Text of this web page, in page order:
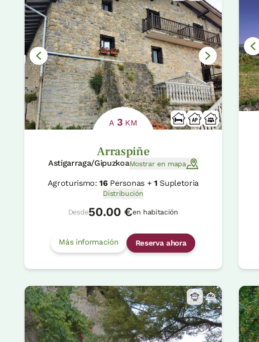
A 3 KM
Arraspiñe
Astigarraga/GipuzkoaMostrar en mapa
Agroturismo:16Personas + 1 Supletoria
Distribución
Desde50.00 €en habitación
Más información Reserva ahora